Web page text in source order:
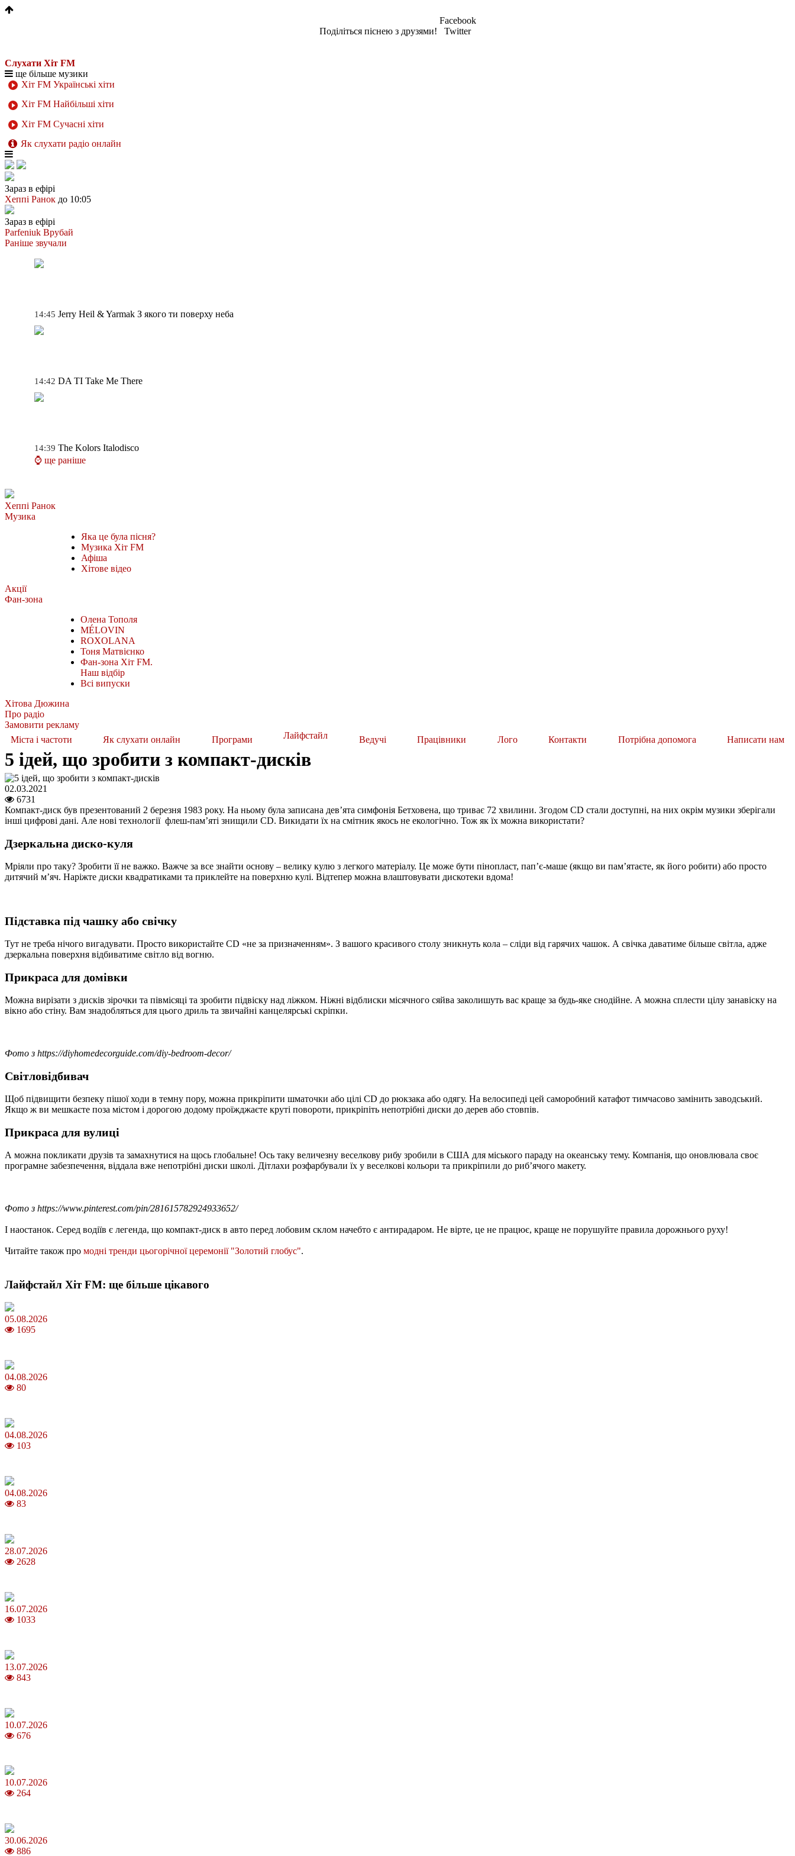
Поділіться піснею з друзями!
Facebook
Twitter
Слухати Хіт FM
ще більше музики
Хіт FM Українські хіти
Хіт FM Найбільші хіти
Хіт FM Сучасні хіти
Як слухати радіо онлайн
Зараз в ефірі
Хеппі Ранок до 10:05
Зараз в ефірі
Parfeniuk Врубай
Раніше звучали
14:45 Jerry Heil & Yarmak З якого ти поверху неба
14:42 DA TI Take Me There
14:39 The Kolors Italodisco
⌚ ще раніше
Хеппі Ранок
Музика
Яка це була пісня?
Музика Хіт FM
Афіша
Хітове відео
Акції
Фан-зона
Олена Тополя
MÉLOVIN
ROXOLANA
Тоня Матвієнко
Фан-зона Хіт FM.
Наш відбір
Всі випуски
Хітова Дюжина
Про радіо
Замовити рекламу
Міста і частоти
Як слухати онлайн Програми Лайфстайл Ведучі Працівники Лого Контакти Потрібна допомога Написати нам
5 ідей, що зробити з компакт-дисків
02.03.2021
6731
Компакт-диск був презентований 2 березня 1983 року. На ньому була записана дев’ята симфонія Бетховена, що триває 72 хвилини. Згодом CD стали доступні, на них окрім музики зберігали
інші цифрові дані. Але нові технології флеш-пам’яті знищили CD. Викидати їх на смітник якось не екологічно. Тож як їх можна використати?
Дзеркальна диско-куля
Мріяли про таку? Зробити її не важко. Важче за все знайти основу – велику кулю з легкого матеріалу. Це може бути пінопласт, пап’є-маше (якщо ви пам’ятаєте, як його робити) або просто
дитячий м’яч. Наріжте диски квадратиками та приклейте на поверхню кулі. Відтепер можна влаштовувати дискотеки вдома!
Підставка під чашку або свічку
Тут не треба нічого вигадувати. Просто використайте CD «не за призначенням». З вашого красивого столу зникнуть кола – сліди від гарячих чашок. А свічка даватиме більше світла, адже
дзеркальна поверхня відбиватиме світло від вогню.
Прикраса для домівки
Можна вирізати з дисків зірочки та півмісяці та зробити підвіску над ліжком. Ніжні відблиски місячного сяйва заколишуть вас краще за будь-яке снодійне. А можна сплести цілу занавіску на
вікно або стіну. Вам знадобляться для цього дриль та звичайні канцелярські скріпки.
Фото з https://diyhomedecorguide.com/diy-bedroom-decor/
Світловідбивач
Щоб підвищити безпеку пішої ходи в темну пору, можна прикріпити шматочки або цілі CD до рюкзака або одягу. На велосипеді цей саморобний катафот тимчасово замінить заводський.
Якщо ж ви мешкаєте поза містом і дорогою додому проїжджаєте круті повороти, прикріпіть непотрібні диски до дерев або стовпів.
Прикраса для вулиці
А можна покликати друзів та замахнутися на щось глобальне! Ось таку величезну веселкову рибу зробили в США для міського параду на океанську тему. Компанія, що оновлювала своє
програмне забезпечення, віддала вже непотрібні диски школі. Дітлахи розфарбували їх у веселкові кольори та прикріпили до риб’ячого макету.
Фото з https://www.pinterest.com/pin/281615782924933652/
І наостанок. Серед водіїв є легенда, що компакт-диск в авто перед лобовим склом начебто є антирадаром. Не вірте, це не працює, краще не порушуйте правила дорожнього руху!
Читайте також про модні тренди цьогорічної церемонії "Золотий глобус".
Лайфстайл Хіт FM: ще більше цікавого
05.08.2026
1695
04.08.2026
80
04.08.2026
103
04.08.2026
83
28.07.2026
2628
16.07.2026
1033
13.07.2026
843
10.07.2026
676
10.07.2026
264
30.06.2026
886